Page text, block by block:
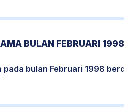
BULAN FEBRUARI
bulan Februari 1998